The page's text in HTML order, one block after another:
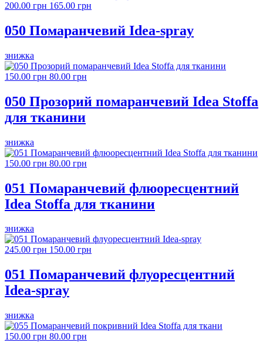
200.00 грн 165.00 грн
050 Помаранчевий Idea-spray
знижка
150.00 грн 80.00 грн
050 Прозорий помаранчевий Idea Stoffa
для тканини
знижка
150.00 грн 80.00 грн
051 Помаранчевий флюоресцентний
Idea Stoffa для тканини
знижка
245.00 грн 150.00 грн
051 Помаранчевий флуоресцентний
Idea-spray
знижка
150.00 грн 80.00 грн